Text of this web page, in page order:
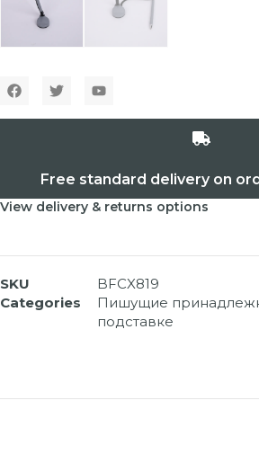
Free standard delivery on
View delivery & returns options
SKU
BFCX819
Categories
Пишущие
подставке